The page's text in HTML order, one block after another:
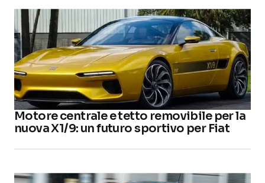
Motore centrale e tetto removibile per la
nuova X1/9: un futuro sportivo per Fiat